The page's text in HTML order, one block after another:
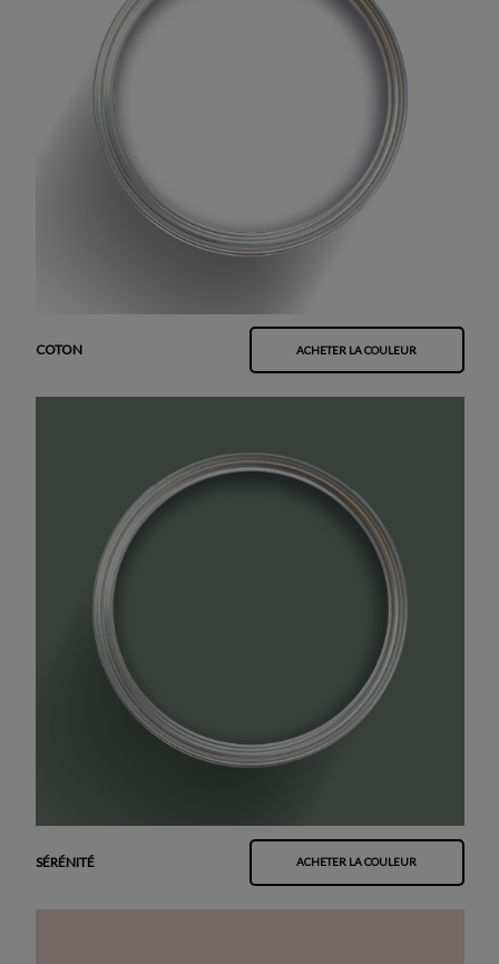
COTON ACHETER LA COULEUR
SÉRÉNITÉ ACHETER LA COULEUR